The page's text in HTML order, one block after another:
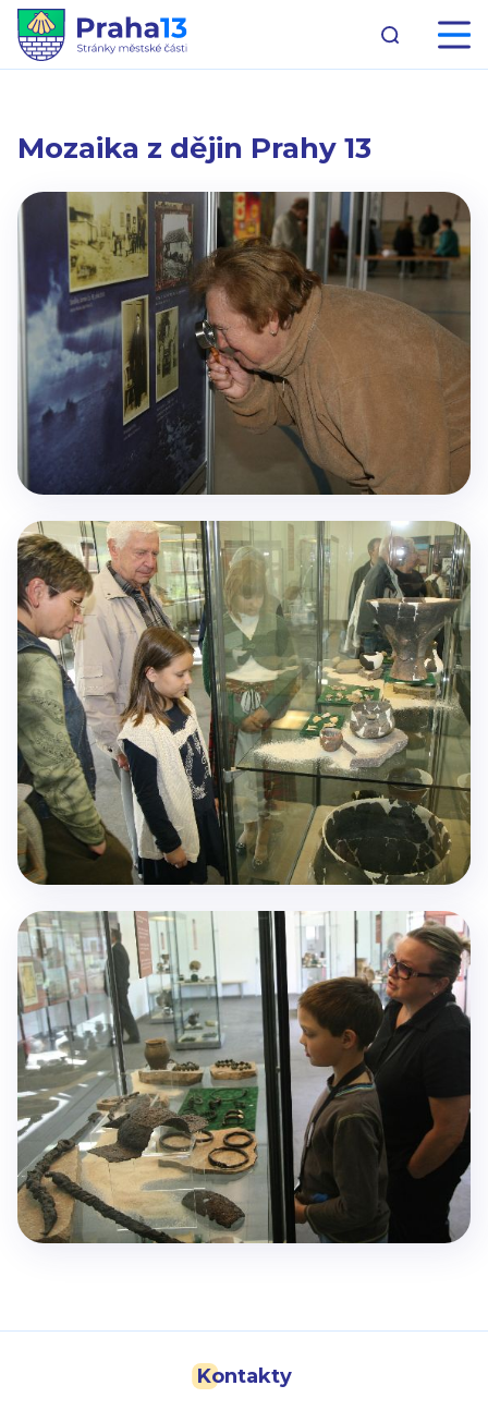
Mozaika z dějin Prahy 13
Kontakty